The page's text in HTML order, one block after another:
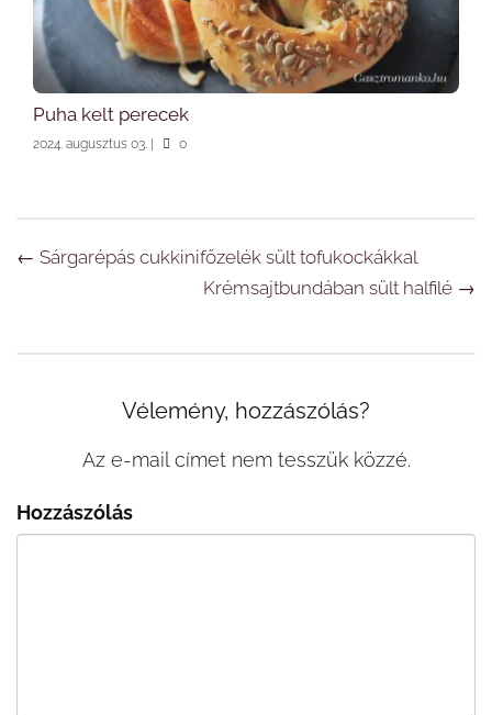
Puha kelt perecek
2024. augusztus 03. | 0
Navigáció
← Sárgarépás cukkinifőzelék sült tofukockákkal
Krémsajtbundában sült halfilé →
Vélemény, hozzászólás?
Az e-mail címet nem tesszük közzé.
Hozzászólás